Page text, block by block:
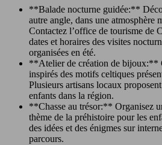
**Balade nocturne guidée:**
autre angle, dans une atmosphère
Contactez l’office de tourisme de
dates et horaires des visites
organisées en été.
**Atelier de création de bijoux:**
inspirés des motifs celtiques
Plusieurs artisans locaux
enfants dans la région.
**Chasse au trésor:** Organisez
thème de la préhistoire pour les
des idées et des énigmes sur
parcours.